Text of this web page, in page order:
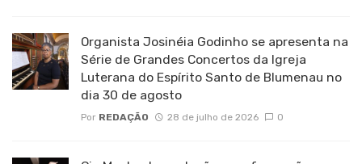
Organista Josinéia Godinho se apresenta na
Série de Grandes Concertos da Igreja
Luterana do Espírito Santo de Blumenau no
dia 30 de agosto
Por REDAÇÃO 28 de julho de 2026 0